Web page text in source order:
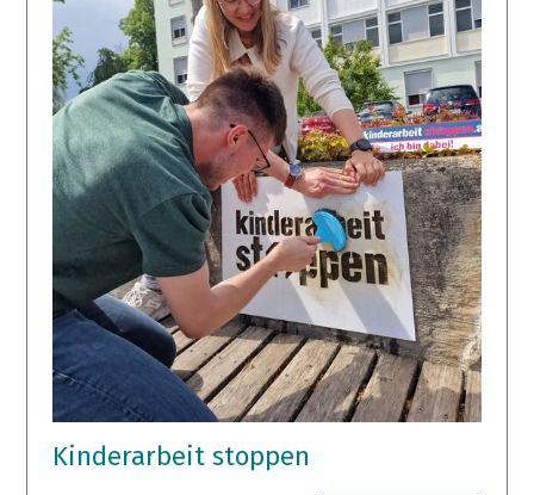
Kinderarbeit stoppen